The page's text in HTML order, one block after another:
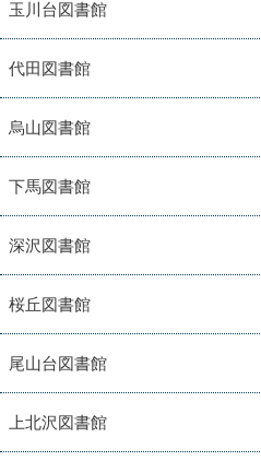
玉川台図書館
代田図書館
烏山図書館
下馬図書館
深沢図書館
桜丘図書館
尾山台図書館
上北沢図書館